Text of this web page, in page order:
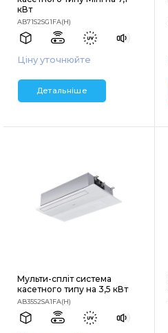
кВт
AB71S2SG1FA(H)
Ціну уточнюйте
Детальніше
Мульти-спліт система
касетного типу на 3,5 кВт
AB35S2SA1FA(H)